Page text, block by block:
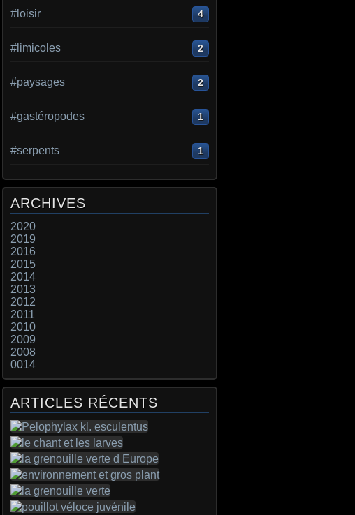
#loisir 4
#limicoles 2
#paysages 2
#gastéropodes 1
#serpents 1
ARCHIVES
2020
2019
2016
2015
2014
2013
2012
2011
2010
2009
2008
0014
ARTICLES RÉCENTS